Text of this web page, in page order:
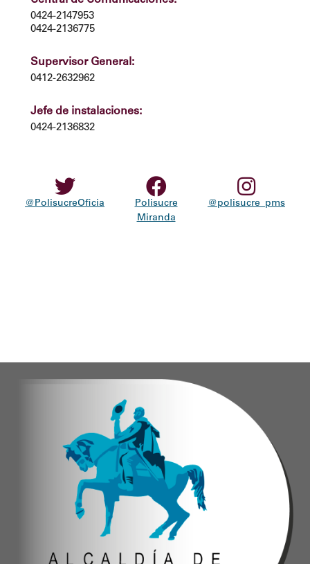
0424-2147953
0424-2136775
Supervisor General:
0412-2632962
Jefe de instalaciones:
0424-2136832
@PolisucreOficia
Polisucre
Miranda
@polisucre_pms